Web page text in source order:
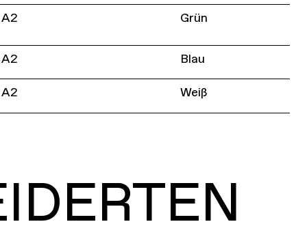
A2 Grün
A2 Blau
A2 Weiß